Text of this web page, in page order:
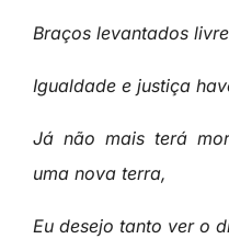
Braços levantados
Igualdade e justiça
Já não mais terá
uma nova terra,
Eu desejo tanto ver o